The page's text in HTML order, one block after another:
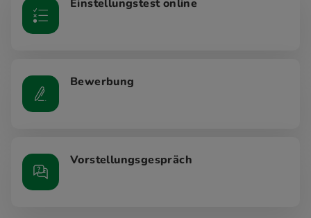
Einstellungstest online
Bewerbung
Vorstellungsgespräch